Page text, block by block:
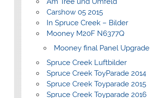
Carshow 05 2015
In Spruce Creek – Bilder
Mooney M20F N6377Q
Mooney final Panel Upgrade
Spruce Creek Luftbilder
Spruce Creek ToyParade 2014
Spruce Creek Toyparade 2015
Spruce Creek Toyparade 2016